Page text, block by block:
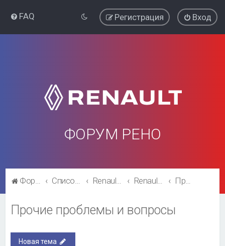
FAQ Вход
Регистрация
ФОРУМ РЕНО
Форум Рено Список форумов Renault Megane Renault Megane Прочие проблемы и вопросы
Прочие проблемы и вопросы
Новая тема